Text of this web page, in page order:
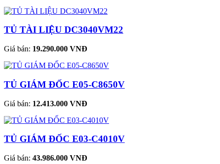
TỦ TÀI LIỆU DC3040VM22
Giá bán: 19.290.000 VNĐ
TỦ GIÁM ĐỐC E05-C8650V
Giá bán: 12.413.000 VNĐ
TỦ GIÁM ĐỐC E03-C4010V
Giá bán: 43.986.000 VNĐ